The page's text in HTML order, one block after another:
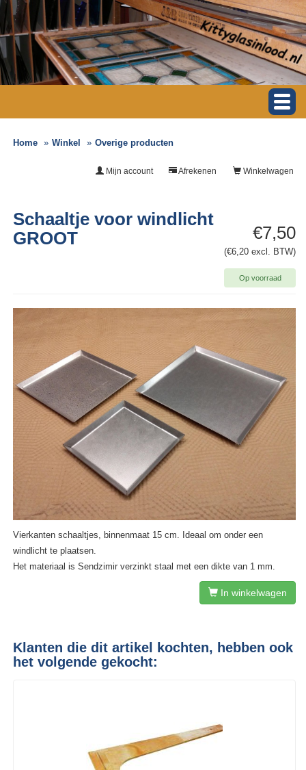
Home Winkel Overige producten
Winkelwagen
Afrekenen
Mijn account
€7,50
(€6,20 excl. BTW)
Op voorraad
Schaaltje voor windlicht
GROOT
Vierkanten schaaltjes, binnenmaat 15 cm. Ideaal om onder een
windlicht te plaatsen.
Het materiaal is Sendzimir verzinkt staal met een dikte van 1 mm.
In winkelwagen
Klanten die dit artikel kochten, hebben ook
het volgende gekocht: